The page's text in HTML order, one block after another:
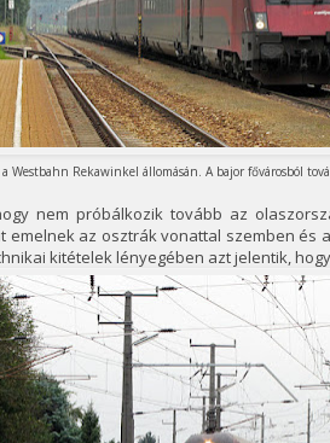
Westbahn Rekawinkel állomásán. A bajor fővárosból
nem próbálkozik tovább az
emelnek az osztrák vonattal szemben és
kitételek lényegében azt jelentik,